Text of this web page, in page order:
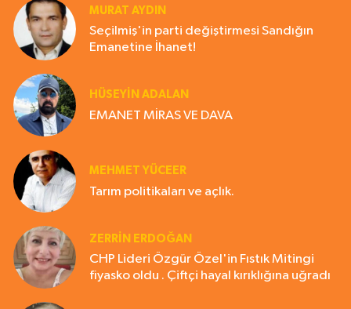
MURAT AYDIN
Seçilmiş'in parti değiştirmesi Sandığın
Emanetine İhanet!
HÜSEYIN ADALAN
EMANET MİRAS VE DAVA
MEHMET YÜCEER
Tarım politikaları ve açlık.
ZERRIN ERDOĞAN
CHP Lideri Özgür Özel'in Fıstık Mitingi
fiyasko oldu . Çiftçi hayal kırıklığına uğradı